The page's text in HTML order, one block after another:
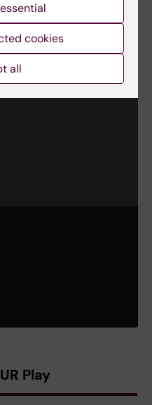
Play
cookies
all